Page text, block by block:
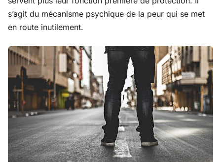
s’agit du mécanisme psychique de la peur qui se met
en route inutilement.